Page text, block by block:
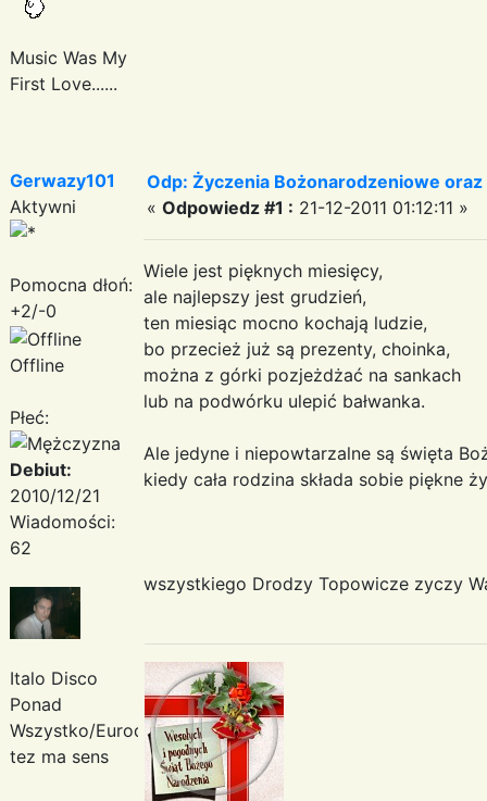
Music Was My
First Love......
Gerwazy101
Aktywni
Pomocna dłoń:
+2/-0
Offline
Płeć:
Debiut:
2010/12/21
Wiadomości:
62
Italo Disco
Ponad
Wszystko/Eurodance
tez ma sens
Odp: Życzenia Bożonarodzeniowe
« Odpowiedz #1 : 21-12-2011 01:12:11 »
Wiele jest pięknych miesięcy,
ale najlepszy jest grudzień,
ten miesiąc mocno kochają ludzie,
bo przecież już są prezenty, choinka,
można z górki pozjeżdżać na sankach
lub na podwórku ulepić bałwanka.
Ale jedyne i niepowtarzalne są święta
kiedy cała rodzina
wszystkiego Drodzy Topowicze